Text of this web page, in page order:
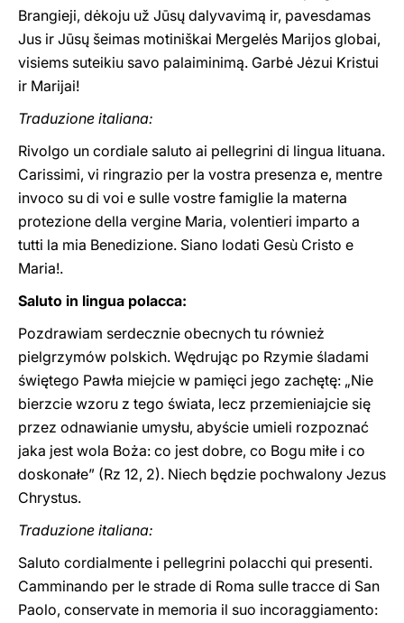
Brangieji, dėkoju už Jūsų dalyvavimą ir, pavesdamas
Jus ir Jūsų šeimas motiniškai Mergelės Marijos globai,
visiems suteikiu savo palaiminimą. Garbė Jėzui Kristui
ir Marijai!
Traduzione italiana:
Rivolgo un cordiale saluto ai pellegrini di lingua lituana.
Carissimi, vi ringrazio per la vostra presenza e, mentre
invoco su di voi e sulle vostre famiglie la materna
protezione della vergine Maria, volentieri imparto a
tutti la mia Benedizione. Siano lodati Gesù Cristo e
Maria!.
Saluto in lingua polacca:
Pozdrawiam serdecznie obecnych tu również
pielgrzymów polskich. Wędrując po Rzymie śladami
świętego Pawła miejcie w pamięci jego zachętę: „Nie
bierzcie wzoru z tego świata, lecz przemieniajcie się
przez odnawianie umysłu, abyście umieli rozpoznać
jaka jest wola Boża: co jest dobre, co Bogu miłe i co
doskonałe” (Rz 12, 2). Niech będzie pochwalony Jezus
Chrystus.
Traduzione italiana:
Saluto cordialmente i pellegrini polacchi qui presenti.
Camminando per le strade di Roma sulle tracce di San
Paolo, conservate in memoria il suo incoraggiamento: